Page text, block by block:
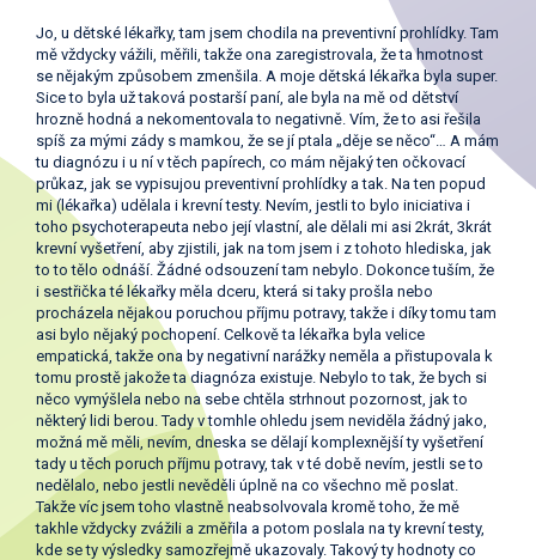
Jo, u dětské lékařky, tam jsem chodila na preventivní prohlídky. Tam
mě vždycky vážili, měřili, takže ona zaregistrovala, že ta hmotnost
se nějakým způsobem zmenšila. A moje dětská lékařka byla super.
Sice to byla už taková postarší paní, ale byla na mě od dětství
hrozně hodná a nekomentovala to negativně. Vím, že to asi řešila
spíš za mými zády s mamkou, že se jí ptala „děje se něco“… A mám
tu diagnózu i u ní v těch papírech, co mám nějaký ten očkovací
průkaz, jak se vypisujou preventivní prohlídky a tak. Na ten popud
mi (lékařka) udělala i krevní testy. Nevím, jestli to bylo iniciativa i
toho psychoterapeuta nebo její vlastní, ale dělali mi asi 2krát, 3krát
krevní vyšetření, aby zjistili, jak na tom jsem i z tohoto hlediska, jak
to to tělo odnáší. Žádné odsouzení tam nebylo. Dokonce tuším, že
i sestřička té lékařky měla dceru, která si taky prošla nebo
procházela nějakou poruchou příjmu potravy, takže i díky tomu tam
asi bylo nějaký pochopení. Celkově ta lékařka byla velice
empatická, takže ona by negativní narážky neměla a přistupovala k
tomu prostě jakože ta diagnóza existuje. Nebylo to tak, že bych si
něco vymýšlela nebo na sebe chtěla strhnout pozornost, jak to
některý lidi berou. Tady v tomhle ohledu jsem neviděla žádný jako,
možná mě měli, nevím, dneska se dělají komplexnější ty vyšetření
tady u těch poruch příjmu potravy, tak v té době nevím, jestli se to
nedělalo, nebo jestli nevěděli úplně na co všechno mě poslat.
Takže víc jsem toho vlastně neabsolvovala kromě toho, že mě
takhle vždycky zvážili a změřila a potom poslala na ty krevní testy,
kde se ty výsledky samozřejmě ukazovaly. Takový ty hodnoty co